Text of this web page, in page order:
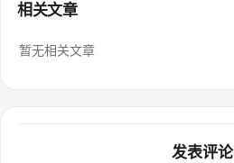
相关文章
暂无相关文章
发表评论